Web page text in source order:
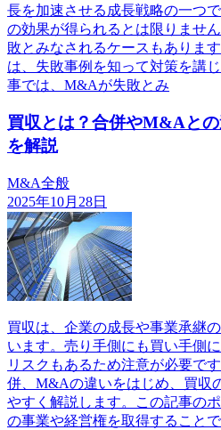
長を加速させる成長戦略の一つ
の効果が得られるとは限りませ
敗とみなされるケースもありま
は、失敗事例を知って対策を講
事では、M&Aが失敗とみ
買収とは？合併やM&Aと
を解説
M&A全般
2025年10月28日
買収は、企業の成長や事業承継
います。売り手側にも買い手側
リスクもあるため注意が必要で
併、M&Aの違いをはじめ、買収
やすく解説します。この記事の
の事業や経営権を取得すること